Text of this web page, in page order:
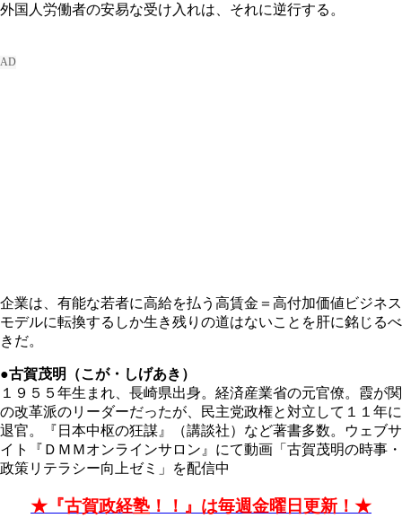
外国人労働者の安易な受け入れは、それに逆行する。
企業は、有能な若者に高給を払う高賃金＝高付加価値ビジネス
モデルに転換するしか生き残りの道はないことを肝に銘じるべ
きだ。
●古賀茂明（こが・しげあき）
１９５５年生まれ、長崎県出身。経済産業省の元官僚。霞が関
の改革派のリーダーだったが、民主党政権と対立して１１年に
退官。『日本中枢の狂謀』（講談社）など著書多数。ウェブサ
イト『ＤＭＭオンラインサロン』にて動画「古賀茂明の時事・
政策リテラシー向上ゼミ」を配信中
★『古賀政経塾！！』は毎週金曜日更新！★